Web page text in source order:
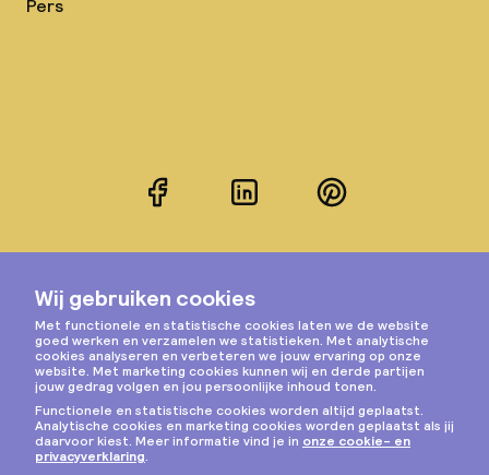
Pers
FacebookLinkedInPinterest
Instagram